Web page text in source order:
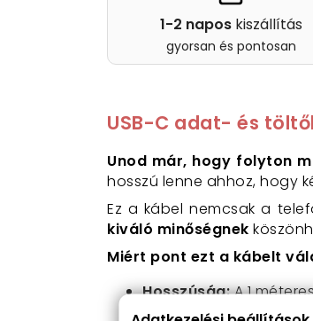
1-2 naposkiszállítás
gyorsan és pontosan
USB-C adat- és
Unod már, hogy folyton
hosszú lenne ahhoz, hogy
Ez a kábel nemcsak a
kiváló minőségnek
Miért pont ezt a kábelt
Hosszúság:A 1
is.